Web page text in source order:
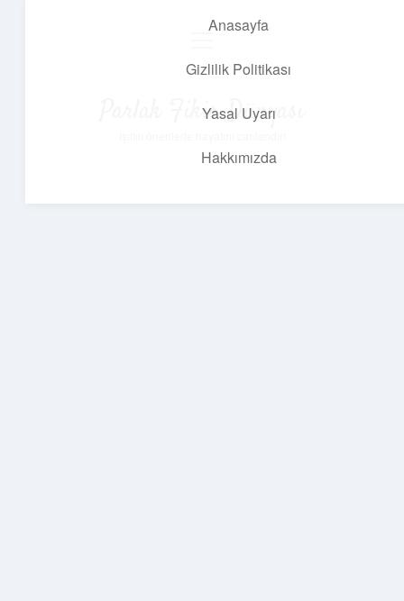
Anasayfa
Gizlilik Politikası
Yasal Uyarı
Hakkımızda
Parlak Fikir Dünyası